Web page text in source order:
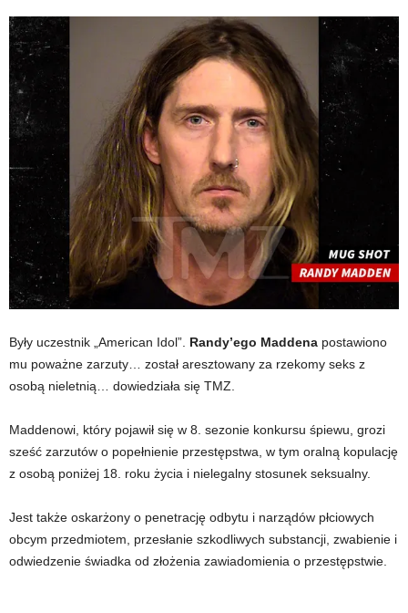
Były uczestnik „American Idol”. Randy’ego Maddena postawiono
mu poważne zarzuty… został aresztowany za rzekomy seks z
osobą nieletnią… dowiedziała się TMZ.
Maddenowi, który pojawił się w 8. sezonie konkursu śpiewu, grozi
sześć zarzutów o popełnienie przestępstwa, w tym oralną kopulację
z osobą poniżej 18. roku życia i nielegalny stosunek seksualny.
Jest także oskarżony o penetrację odbytu i narządów płciowych
obcym przedmiotem, przesłanie szkodliwych substancji, zwabienie i
odwiedzenie świadka od złożenia zawiadomienia o przestępstwie.